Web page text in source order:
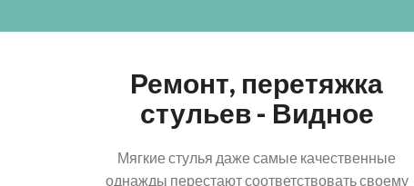
Ремонт, перетяжка
стульев - Видное
Мягкие стулья даже самые качественные
однажды перестают соответствовать своему